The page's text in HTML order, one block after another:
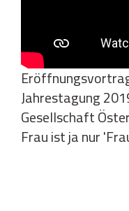
Jahrestagung
Gesellschaft
Frau ist ja nur